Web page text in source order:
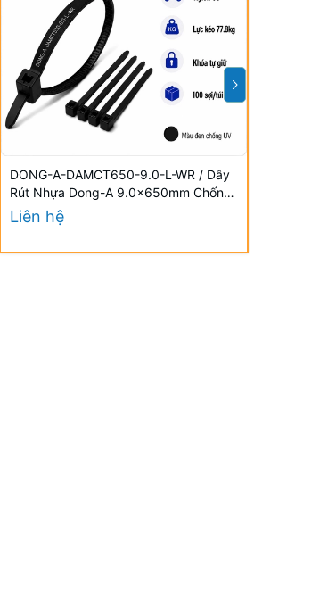
DONG-A-DAMCT650-9.0-L-WR / Dây
Rút Nhựa Dong-A 9.0×650mm Chống
UV
Liên hệ